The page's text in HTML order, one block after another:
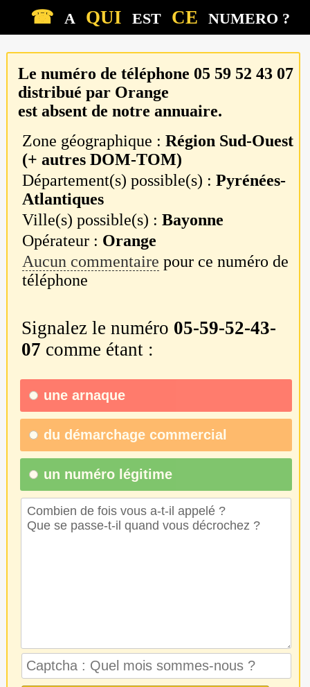
☎ A QUI EST CE NUMERO ?
Le numéro de téléphone 05 59 52 43 07
distribué par Orange
est absent de notre annuaire.
Zone géographique :Région Sud-Ouest
(+ autres DOM-TOM)
Département(s) possible(s) :Pyrénées-
Atlantiques
Ville(s) possible(s) :Bayonne
Opérateur : Orange
Aucun commentaire pour ce numéro de
téléphone
Signalez le numéro 05-59-52-43-
07 comme étant :
une arnaque
du démarchage commercial
un numéro légitime